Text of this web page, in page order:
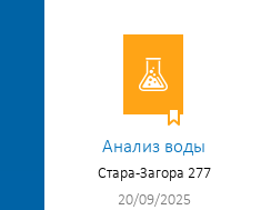
Анализ воды
Стара-Загора 277
20/09/2025